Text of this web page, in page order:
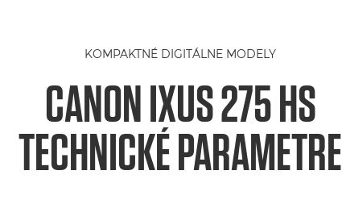
KOMPAKTNÉ DIGITÁLNE MODELY
CANON IXUS 275 HS
TECHNICKÉ PARAMETRE